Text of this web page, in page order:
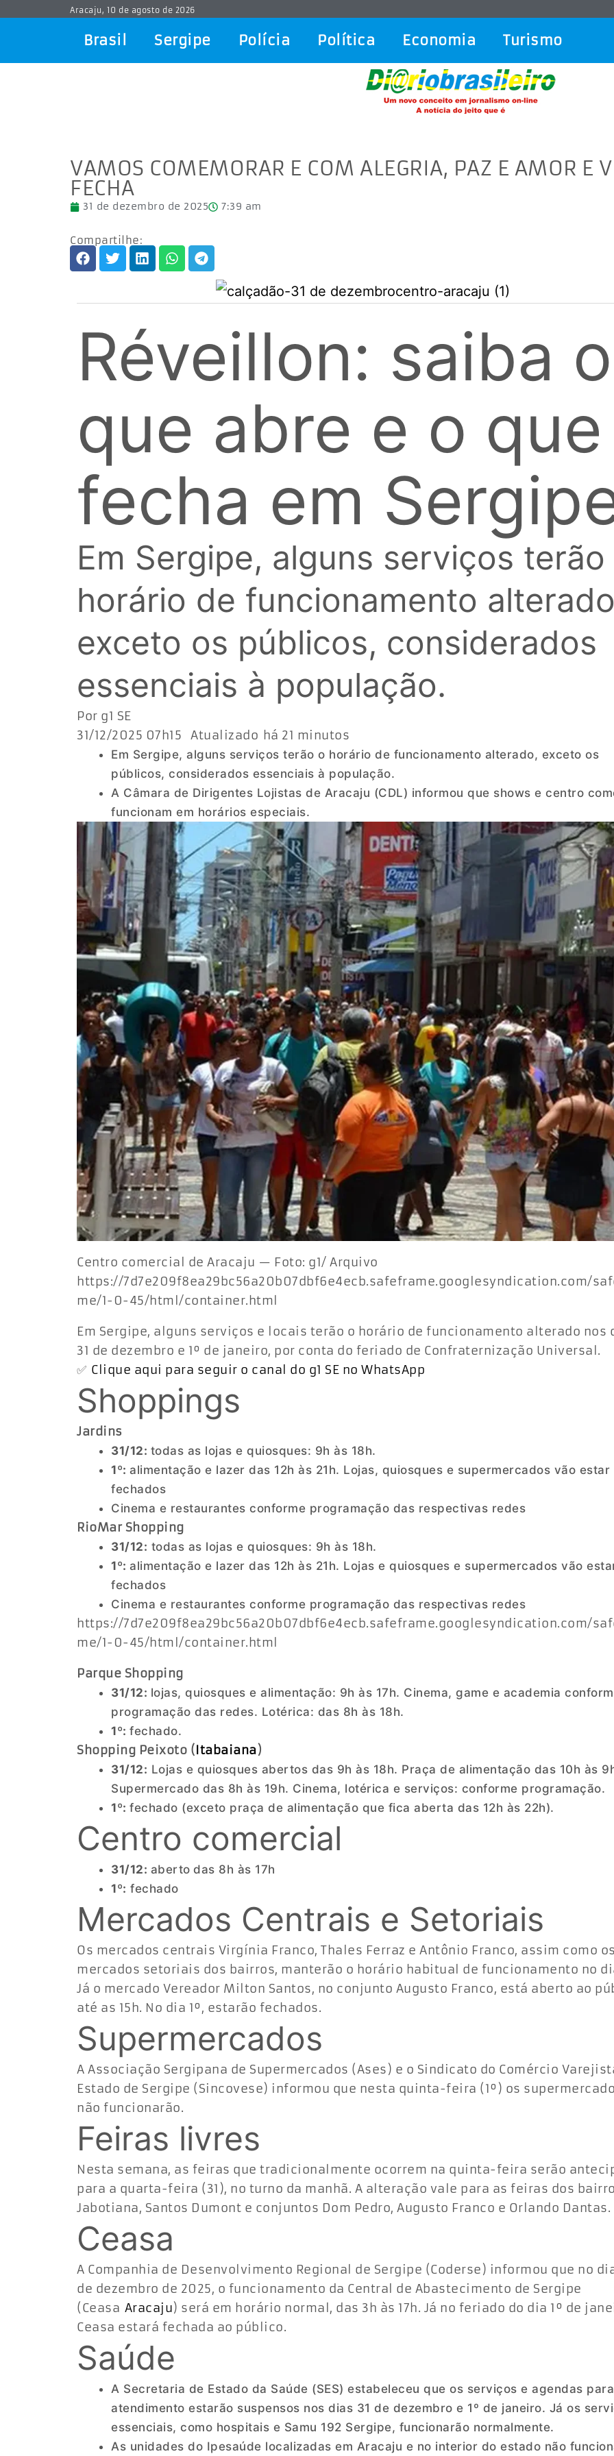
Aracaju, 10 de agosto de 2026
Brasil Sergipe Polícia Política Economia Turismo
VAMOS COMEMORAR E COM ALEGRIA, PAZ E AMOR E
FECHA
31 de dezembro de 2025 7:39 am
Compartilhe:
Réveillon: saiba o
que abre e o que
fecha em
Em Sergipe, alguns serviços terão
horário de funcionamento
exceto os públicos, considerados
essenciais à população.
Por g1 SE
31/12/2025 07h15 Atualizado há 21 minutos
Em Sergipe, alguns serviços terão o horário de funcionamento alterado, exceto os
públicos, considerados essenciais à população.
A Câmara de Dirigentes Lojistas de Aracaju (CDL) informou que shows e centro
funcionam em horários especiais.
Centro comercial de Aracaju — Foto: g1/ Arquivo
https://7d7e209f8ea29bc56a20b07dbf6e4ecb.safeframe.googlesyndication.com/
me/1-0-45/html/container.html
Em Sergipe, alguns serviços e locais terão o horário de funcionamento alterado nos
31 de dezembro e 1º de janeiro, por conta do feriado de Confraternização Universal.
✅ Clique aqui para seguir o canal do g1 SE no WhatsApp
Shoppings
Jardins
31/12: todas as lojas e quiosques: 9h às 18h.
1º: alimentação e lazer das 12h às 21h. Lojas, quiosques e supermercados vão estar
fechados
Cinema e restaurantes conforme programação das respectivas redes
RioMar Shopping
31/12: todas as lojas e quiosques: 9h às 18h.
1º: alimentação e lazer das 12h às 21h. Lojas e quiosques e supermercados vão
fechados
Cinema e restaurantes conforme programação das respectivas redes
https://7d7e209f8ea29bc56a20b07dbf6e4ecb.safeframe.googlesyndication.com/
me/1-0-45/html/container.html
Parque Shopping
31/12: lojas, quiosques e alimentação: 9h às 17h. Cinema, game e academia
programação das redes. Lotérica: das 8h às 18h.
1º: fechado.
Shopping Peixoto (Itabaiana)
31/12: Lojas e quiosques abertos das 9h às 18h. Praça de alimentação das 10h às
Supermercado das 8h às 19h. Cinema, lotérica e serviços: conforme programação.
1º: fechado (exceto praça de alimentação que fica aberta das 12h às 22h).
Centro comercial
31/12: aberto das 8h às 17h
1º: fechado
Mercados Centrais e Setoriais
Os mercados centrais Virgínia Franco, Thales Ferraz e Antônio Franco, assim como os
mercados setoriais dos bairros, manterão o horário habitual de funcionamento no
Já o mercado Vereador Milton Santos, no conjunto Augusto Franco, está aberto ao
até as 15h. No dia 1º, estarão fechados.
Supermercados
A Associação Sergipana de Supermercados (Ases) e o Sindicato do Comércio
Estado de Sergipe (Sincovese) informou que nesta quinta-feira (1º) os
não funcionarão.
Feiras livres
Nesta semana, as feiras que tradicionalmente ocorrem na quinta-feira serão
para a quarta-feira (31), no turno da manhã. A alteração vale para as feiras dos
Jabotiana, Santos Dumont e conjuntos Dom Pedro, Augusto Franco e Orlando Dantas.
Ceasa
A Companhia de Desenvolvimento Regional de Sergipe (Coderse) informou que no dia
de dezembro de 2025, o funcionamento da Central de Abastecimento de Sergipe
(Ceasa Aracaju) será em horário normal, das 3h às 17h. Já no feriado do dia 1º de
Ceasa estará fechada ao público.
Saúde
A Secretaria de Estado da Saúde (SES) estabeleceu que os serviços e agendas para
atendimento estarão suspensos nos dias 31 de dezembro e 1º de janeiro. Já os
essenciais, como hospitais e Samu 192 Sergipe, funcionarão normalmente.
As unidades do Ipesaúde localizadas em Aracaju e no interior do estado não